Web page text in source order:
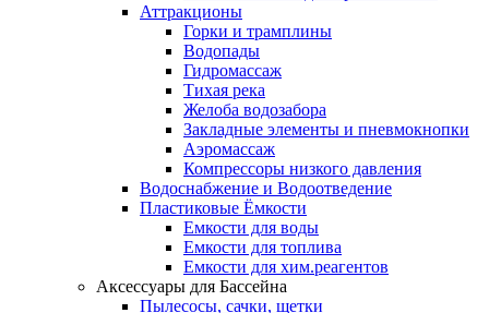
Аттракционы
Горки и трамплины
Водопады
Гидромассаж
Тихая река
Желоба водозабора
Закладные элементы и пневмокнопки
Аэромассаж
Компрессоры низкого давления
Водоснабжение и Водоотведение
Пластиковые Ёмкости
Емкости для воды
Емкости для топлива
Емкости для хим.реагентов
Аксессуары для Бассейна
Пылесосы, сачки, щетки